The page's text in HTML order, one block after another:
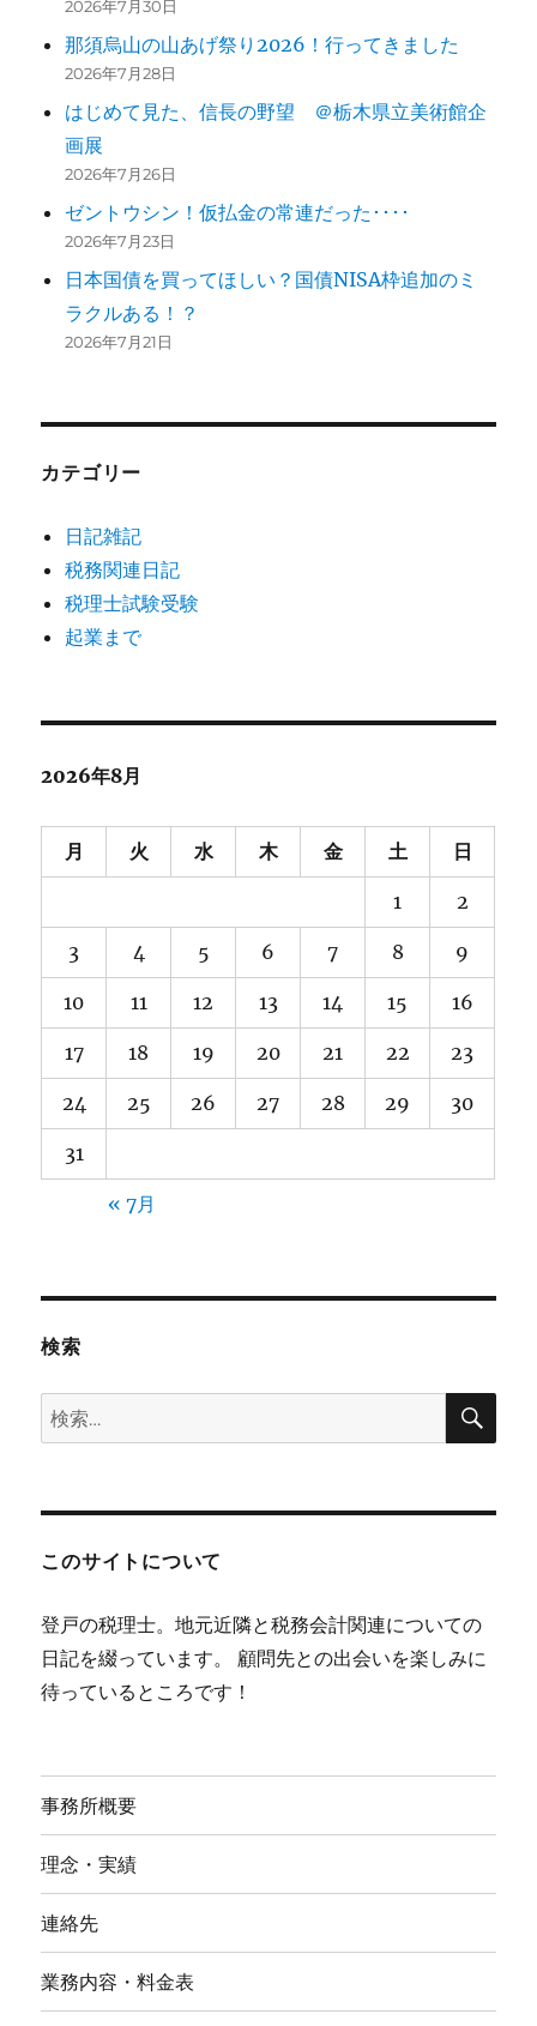
ン
2026年7月30日
那須烏山の山あげ祭り2026！行ってきました
2026年7月28日
はじめて見た、信長の野望 ＠栃木県立美術館企
画展
2026年7月26日
ゼントウシン！仮払金の常連だった････
2026年7月23日
日本国債を買ってほしい？国債NISA枠追加のミ
ラクルある！？
2026年7月21日
カテゴリー
日記雑記
税務関連日記
税理士試験受験
起業まで
2026年8月
月 火 水 木 金 土 日
1 2
3 4 5 6 7 8 9
10 11 12 13 14 15 16
17 18 19 20 21 22 23
24 25 26 27 28 29 30
31
« 7月
検索
検
索:
検
このサイトについて
登戸の税理士。地元近隣と税務会計関連についての
日記を綴っています。 顧問先との出会いを楽しみに
待っているところです！
事務所概要
理念・実績
連絡先
業務内容・料金表